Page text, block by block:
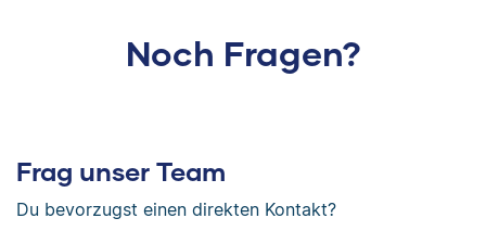
Noch Fragen?
Frag unser Team
Du bevorzugst einen direkten Kontakt?